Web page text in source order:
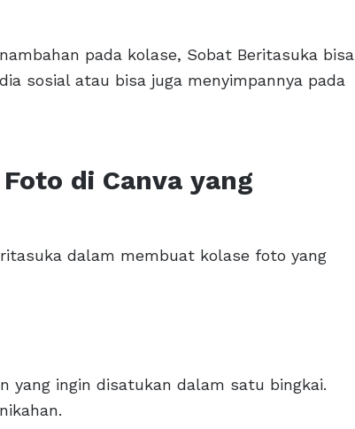
pada kolase, Sobat Beritasuka bisa
sosial atau bisa juga menyimpannya pada
di Canva yang
dalam membuat kolase foto yang
yang ingin disatukan dalam satu bingkai.